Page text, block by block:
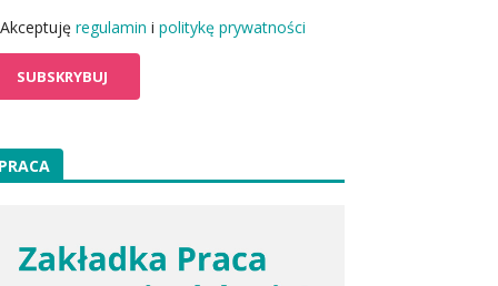
Akceptuję regulamin i politykę prywatności